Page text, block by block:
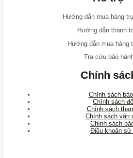
Hướng dẫn mua hàng
Hướng dẫn thanh
Hướng dẫn mua hàng
Tra cứu bảo
Chính
Chính sách
Chính sách
Chính sách
Chính sách vận
Chính sách
Điều khoản sử